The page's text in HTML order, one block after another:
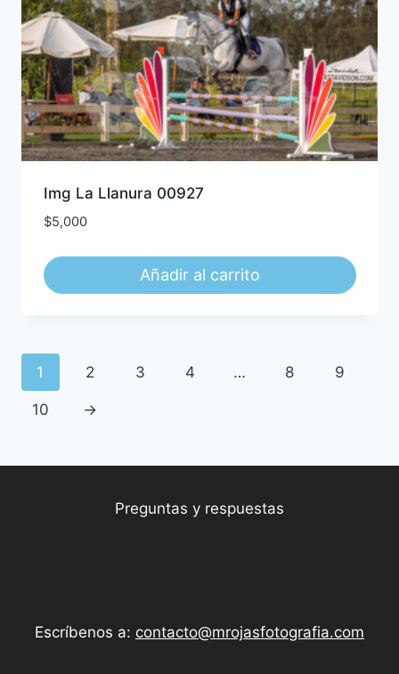
Img La Llanura 00927
$5,000
Añadir al carrito
1 2 3 4 … 8 9
10 →
Preguntas y respuestas
Escríbenos a: contacto@mrojasfotografia.com